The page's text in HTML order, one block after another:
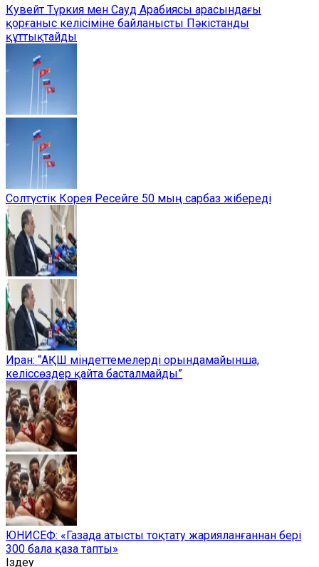
Кувейт Түркия мен Сауд Арабиясы арасындағы
қорғаныс келісіміне байланысты Пәкістанды
құттықтайды
Солтүстік Корея Ресейге 50 мың сарбаз жібереді
Иран: “АҚШ міндеттемелерді орындамайынша,
келіссөздер қайта басталмайды”
ЮНИСЕФ: «Газада атысты тоқтату жарияланғаннан бері
300 бала қаза тапты»
Іздеу